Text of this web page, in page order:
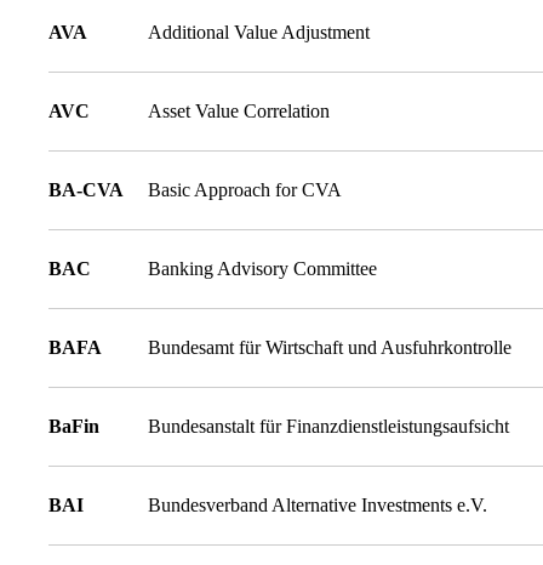
AVA Additional Value Adjustment
AVC Asset Value Correlation
BA-CVA Basic Approach for CVA
BAC Banking Advisory Committee
BAFA Bundesamt für Wirtschaft und Ausfuhrkontrolle
BaFin Bundesanstalt für Finanzdienstleistungsaufsicht
BAI Bundesverband Alternative Investments e.V.